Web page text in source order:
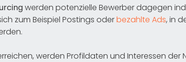
werden potenzielle Bewerber dagegen
zum Beispiel Postings oderbezahlte Ads, in
werden Profildaten und Interessen der